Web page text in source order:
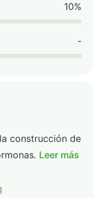
10%
-
construcción de
Leer más